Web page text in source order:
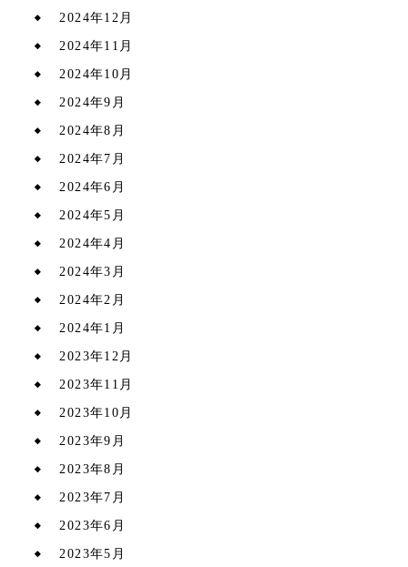
2024年12月
2024年11月
2024年10月
2024年9月
2024年8月
2024年7月
2024年6月
2024年5月
2024年4月
2024年3月
2024年2月
2024年1月
2023年12月
2023年11月
2023年10月
2023年9月
2023年8月
2023年7月
2023年6月
2023年5月